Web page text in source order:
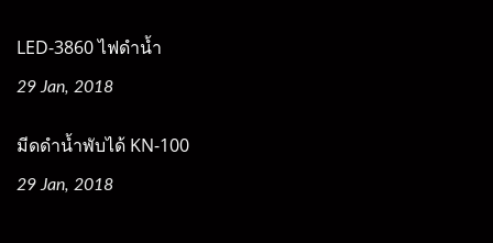
LED-3860 ไฟดำน้ำ
29 Jan, 2018
มีดดำน้ำพับได้ KN-100
29 Jan, 2018